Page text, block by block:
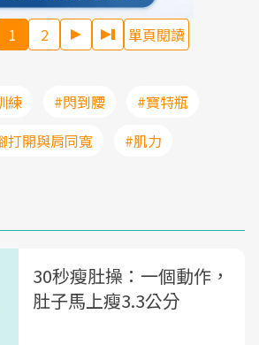
1 2 單頁閱讀
練 #閃到腰
#寶特瓶
打開與肩同寬 #肌力
30秒瘦肚操：一個動作，
肚子馬上瘦3.3公分